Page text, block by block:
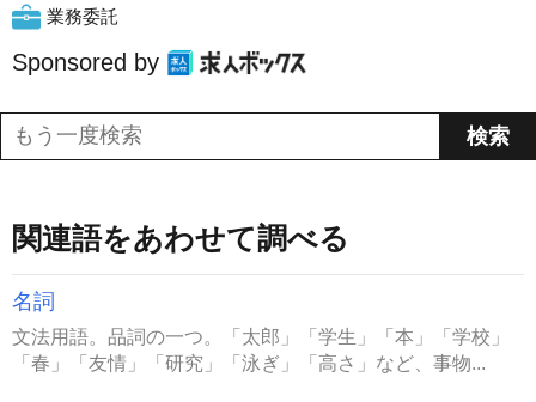
業務委託
Sponsored by
関連語をあわせて調べる
名詞
文法用語。品詞の一つ。「太郎」「学生」「本」「学校」
「春」「友情」「研究」「泳ぎ」「高さ」など、事物...